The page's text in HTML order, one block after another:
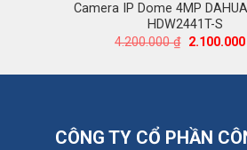
Camera IP Dome 4MP
HDW2441T-S
4.200.000₫ Giá
4.200.000
2.100.000
CÔNG TY CỔ PHẦN